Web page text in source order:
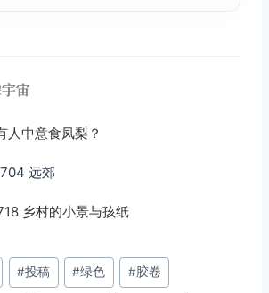
宙
人中意食凤梨？
远郊
乡村的小景与孩纸
#投稿 #绿色 #胶卷